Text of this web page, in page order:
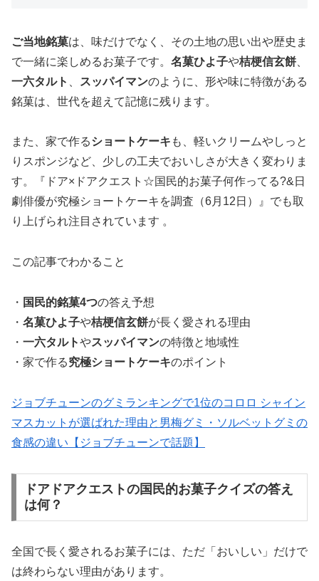
ご当地銘菓は、味だけでなく、その土地の思い出や歴史ま
で一緒に楽しめるお菓子です。 名菓ひよ子や桔梗信玄餅
一六タルト
スッパイマンのように、形や味に特徴がある
銘菓は、世代を超えて記憶に残ります。
また、家で作るショートケーキ も、軽いクリームやしっと
りスポンジなど、少しの工夫でおいしさが大きく変わりま
す。『ドア×ドアクエスト☆国民的お菓子何作ってる?&日
劇俳優が究極ショートケーキを調査（6月12日）』でも取
り上げられ注目されています 。
この記事でわかること
・ 国民的銘菓4つの答え予想
・ 名菓ひよ子や桔梗信玄餅が長く愛される理由
・ 一六タルトやスッパイマンの特徴と地域性
・家で作る究極ショートケーキのポイント
ジョブチューンのグミランキングで1位のコロロ シャイン
マスカットが選ばれた理由と男梅グミ・ソルベットグミの
食感の違い【ジョブチューンで話題】
ドアドアクエストの国民的お菓子クイズの答え
は何？
全国で長く愛されるお菓子には、ただ「おいしい」だけで
は終わらない理由があります。